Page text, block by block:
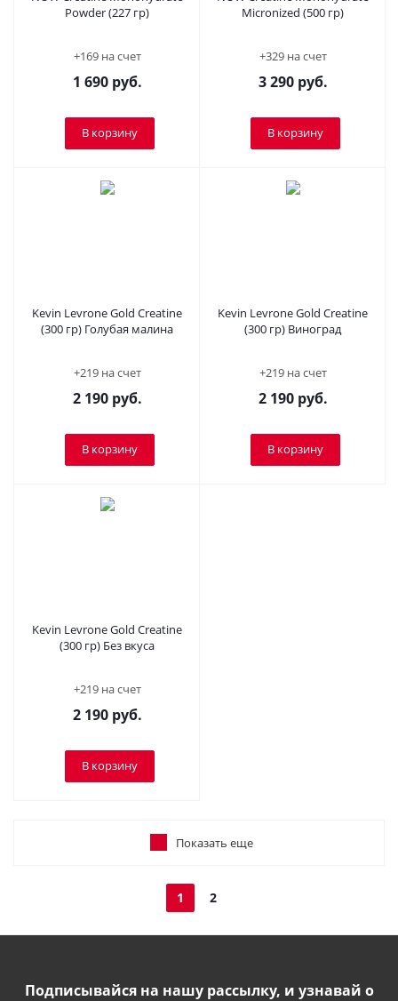
Powder (227 гр)
+169 на счет
1 690руб.
В корзину
Micronized (500 гр)
+329 на счет
3 290руб.
В корзину
Kevin Levrone Gold Creatine
(300 гр) Голубая малина
+219 на счет
2 190руб.
В корзину
Kevin Levrone Gold Creatine
(300 гр) Виноград
+219 на счет
2 190руб.
В корзину
Kevin Levrone Gold Creatine
(300 гр) Без вкуса
+219 на счет
2 190руб.
В корзину
Показать еще
1 2
Подписывайся на нашу рассылку, и узнавай о